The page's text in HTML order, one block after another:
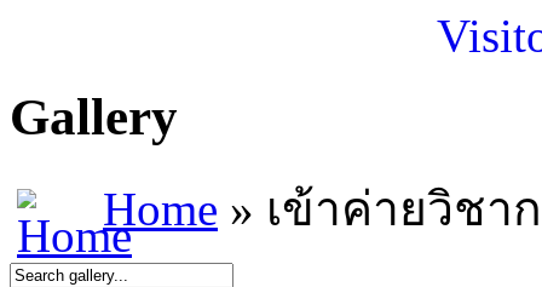
Gallery
Home » เข้าค่ายวิชา